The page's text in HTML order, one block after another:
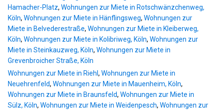
Hamacher-Platz, Wohnungen zur Miete in Rotschwänzchenweg,
Köln, Wohnungen zur Miete in Hänflingsweg, Wohnungen zur
Miete in Belvederestraße, Wohnungen zur Miete in Kleiberweg,
Köln, Wohnungen zur Miete in Kolibriweg, Köln, Wohnungen zur
Miete in Steinkauzweg, Köln, Wohnungen zur Miete in
Grevenbroicher Straße, Köln
Wohnungen zur Miete in Riehl , Wohnungen zur Miete in
Neuehrenfeld, Wohnungen zur Miete in Mauenheim, Köln,
Wohnungen zur Miete in Braunsfeld, Wohnungen zur Miete in
Sülz, Köln, Wohnungen zur Miete in Weidenpesch, Wohnungen zur